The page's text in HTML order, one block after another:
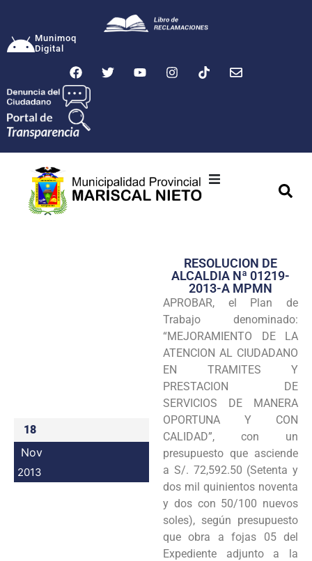
Munimoq
Digital
Transparencia
Seguridad
Programas
Intranet
18
Nov
2013
RESOLUCION DE
ALCALDIA Nª 01219-
2013-A MPMN
APROBAR, el Plan de
Trabajo denominado:
“MEJORAMIENTO DE LA
ATENCION AL CIUDADANO
EN TRAMITES Y
PRESTACION DE
SERVICIOS DE MANERA
OPORTUNA Y CON
CALIDAD”, con un
presupuesto que asciende
a S/. 72,592.50 (Setenta y
dos mil quinientos noventa
y dos con 50/100 nuevos
soles), según presupuesto
que obra a fojas 05 del
Expediente adjunto a la